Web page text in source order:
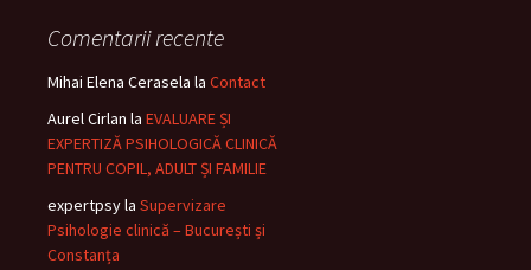
Comentarii recente
Mihai Elena Cerasela la Contact
Aurel Cirlan la EVALUARE ȘI
EXPERTIZĂ PSIHOLOGICĂ CLINICĂ
PENTRU COPIL, ADULT ȘI FAMILIE
expertpsyla Supervizare
Psihologie clinică – București și
Constanța